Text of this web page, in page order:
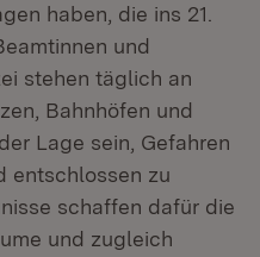
haben, die ins 21.
und
stehen täglich an
Bahnhöfen und
Lage sein, Gefahren
entschlossen zu
schaffen dafür die
und zugleich